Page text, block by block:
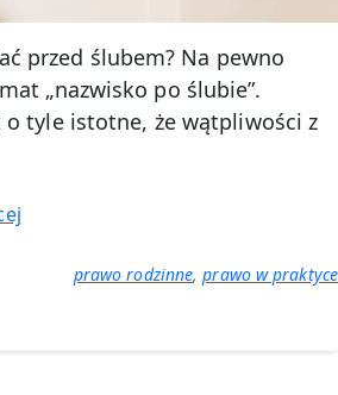
przed ślubem? Na pewno
„nazwisko po ślubie”.
tyle istotne, że wątpliwości z
:
prawo rodzinne, prawo w praktyce